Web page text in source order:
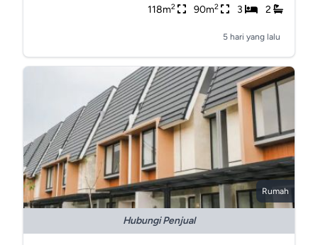
118m2 90m2 3 2
5 hari yang lalu
Rumah
Hubungi Penjual